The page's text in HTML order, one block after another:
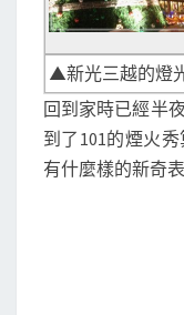
▲新光三越的燈
回到家時已經半
到了101的煙火
有什麼樣的新奇